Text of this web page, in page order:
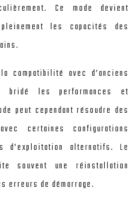
Ce mode devient
les capacités des
compatibilité avec d’anciens
bridé les performances et
peut cependant résoudre des
certaines configurations
d’exploitation alternatifs. Le
souvent une réinstallation
erreurs de démarrage.